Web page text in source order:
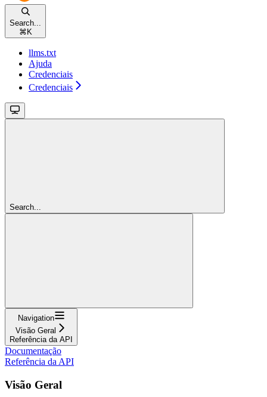
Search...
⌘ K
llms.txt
Ajuda
Credenciais
Credenciais
Search...
Navigation
Visão Geral
Referência da API
Documentação
Referência da API
Visão Geral